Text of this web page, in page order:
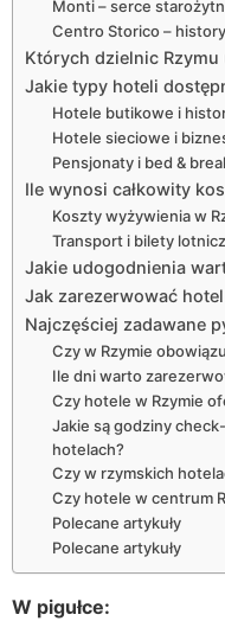
Monti – serce
Centro Storico –
Których dzielnic
Jakie typy hoteli
Hotele butikowe i
Hotele sieciowe i
Pensjonaty i bed &
Ile wynosi całkowity
Koszty wyżywienia w
Transport i bilety
Jakie udogodnienia
Jak zarezerwować
Najczęściej zadawane
Czy w Rzymie
Ile dni warto
Czy hotele w Rzymie
Jakie są godziny
hotelach?
Czy w rzymskich
Czy hotele w centrum
Polecane artykuły
Polecane artykuły
W pigułce: